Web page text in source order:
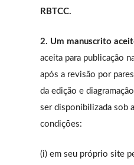
RBTCC.
2. Um manuscrito
aceita para publicação
após a revisão por
da edição e
ser disponibilizada sob
condições:
(i) em seu próprio site